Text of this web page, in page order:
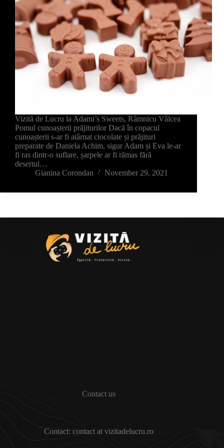
Vizită de Lucru la Adami’s Sweets, Râmnicu Vâlcea
Pomul cunoașterii prăjiturilor Dacă în copacul
cunoașterii s-ar fi atârnat ciocolate și prăjituri
preparate de Daniela Achim, sigur Adam și Eva le-ar
fi ras dintr-o suflare, șarpele ar fi rămas fără
desertul…
Gianina Corondan
November 29, 2021
Contact us
Contact: contact at vizitadelucru.ro